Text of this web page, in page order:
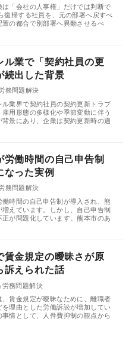
「会社の人事権」だけでは判断で
復帰する社員を、元の部署へ戻すべ
置の都合で別部署へ異動させるべ
ル業で「契約社員の更
続出した背景
務問題解決
業界で契約社員の契約更新トラブ
用形態の多様化や季節変動に伴う
景にあり、企業は契約更新時の適
労働時間の自己申告制
なった実例
務問題解決
時間の自己申告制が導入され、熊
えています。しかし、自己申告制
が問題化しています。熊本市のあ
賃金規定の曖昧さが原
訴えられた話
労務問題解決
賃金規定が曖昧なために、離職者
理由とした労働訴訟が増加してい
情として、人件費抑制の観点から